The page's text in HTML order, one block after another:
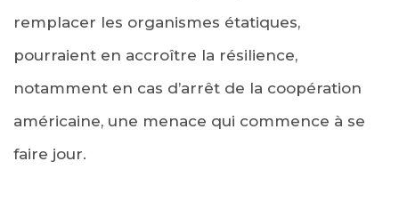
remplacer les organismes étatiques,
pourraient en accroître la résilience,
notamment en cas d’arrêt de la coopération
américaine, une menace qui commence à se
faire jour.